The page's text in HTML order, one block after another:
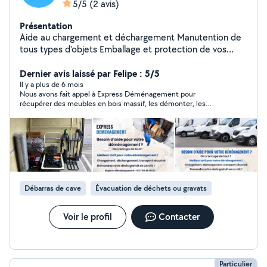
5/5 (2 avis)
Présentation
Aide au chargement et déchargement Manutention de
tous types d'objets Emballage et protection de vos
propre, professionnel ! Nos équipes assemblent vos
meubles avec soin et efficacité, qu'il s'agisse d'un lit,
d'une armoire ou d'une cuisine complète. Service fiable
Intervention rapide Strasbourg et alentours Contactez-
nous dès aujourd'hui !
Dernier avis laissé par Felipe : 5/5
Il y a plus de 6 mois
Nous avons fait appel à Express Déménagement pour
récupérer des meubles en bois massif, les démonter, les
avec beaucoup de soin et de professionnalisme. Tout s’est très
bien déroulé, et nous sommes pleinement satisfaits. Nous
recommandons vivement leurs services !
Débarras de cave Évacuation de déchets ou gravats
Voir le profil Contacter
Particulier